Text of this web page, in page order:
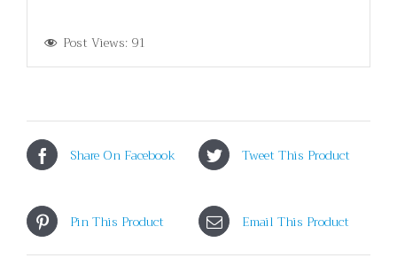
Post Views: 91
Share On Facebook Tweet This Product
Pin This Product Email This Product